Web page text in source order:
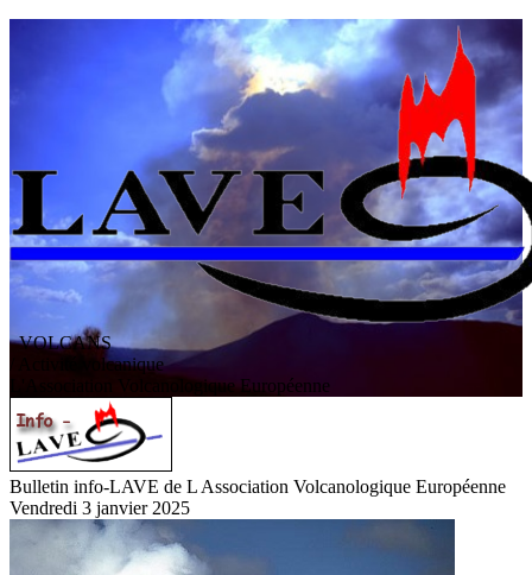
VOLCANS
/ Activité volcanique
ssociation V olcanologiqueEuropéenne
Bulletin info-LAVE de L Association Volcanologique Européenne
Vendredi 3 janvier 2025